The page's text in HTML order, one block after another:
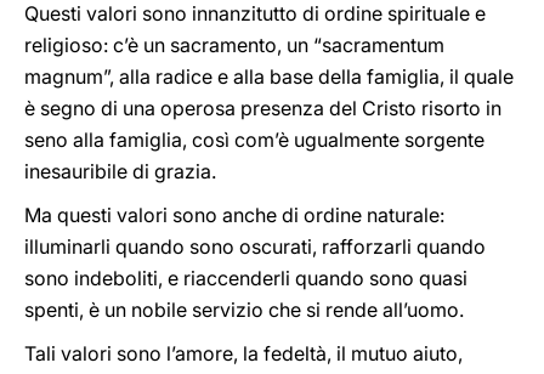
Questi valori sono innanzitutto di ordine spirituale e
religioso: c’è un sacramento, un “sacramentum
magnum”, alla radice e alla base della famiglia, il quale
è segno di una operosa presenza del Cristo risorto in
seno alla famiglia, così com’è ugualmente sorgente
inesauribile di grazia.
Ma questi valori sono anche di ordine naturale:
illuminarli quando sono oscurati, rafforzarli quando
sono indeboliti, e riaccenderli quando sono quasi
spenti, è un nobile servizio che si rende all’uomo.
Tali valori sono l’amore, la fedeltà, il mutuo aiuto,